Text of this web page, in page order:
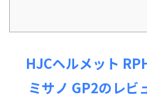
HJCヘルメット
ミサノ GP2のレビ